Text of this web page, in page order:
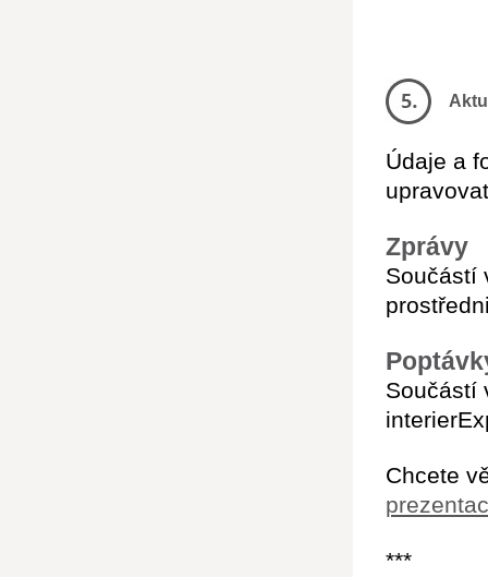
Údaje a
Zprávy
Součástí
Součástí
Chcete
***